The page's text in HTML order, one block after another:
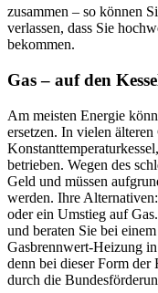
zusammen – so können
verlassen, dass Sie
bekommen.
Gas – auf den
Am meisten Energie
ersetzen. In vielen
betrieben. Wegen des
Geld und müssen
werden. Ihre
oder ein Umstieg auf
und beraten Sie bei
Gasbrennwert-Heizung
denn bei dieser Form
durch die